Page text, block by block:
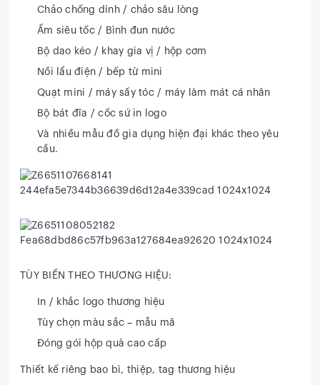
Chảo chống dính / chảo sâu lòng
Ấm siêu tốc / Bình đun nước
Bộ dao kéo / khay gia vị / hộp cơm
Nồi lẩu điện / bếp từ mini
Quạt mini / máy sấy tóc / máy làm mát cá nhân
Bộ bát đĩa / cốc sứ in logo
Và nhiều mẫu đồ gia dụng hiện đại khác theo yêu
cầu.
TÙY BIẾN THEO THƯƠNG HIỆU:
In / khắc logo thương hiệu
Tùy chọn màu sắc – mẫu mã
Đóng gói hộp quà cao cấp
Thiết kế riêng bao bì, thiệp, tag thương hiệu